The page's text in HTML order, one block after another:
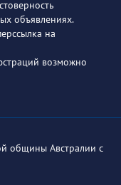
объявлениях.
на
возможно
общины Австралии с